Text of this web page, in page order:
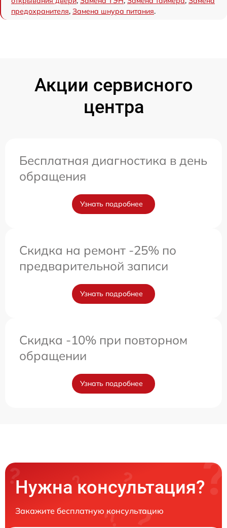
предохранителя, Замена шнура питания.
Акции сервисного
центра
Бесплатная диагностика в день
обращения
Узнать подробнее
Скидка на ремонт -25% по
предварительной записи
Узнать подробнее
Скидка -10% при повторном
обращении
Узнать подробнее
Нужна консультация?
Закажите бесплатную консультацию